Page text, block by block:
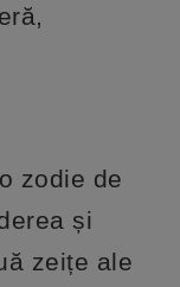
zodie de
și
zeițe ale